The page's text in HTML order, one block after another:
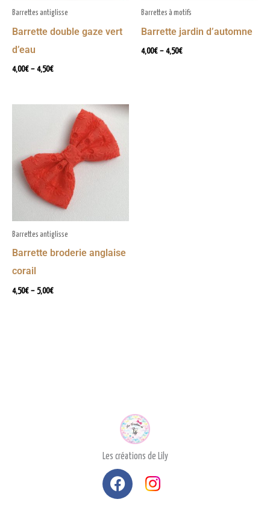
Barrettes antiglisse
Barrette double gaze vert
d’eau
4,00€ – 4,50€
Barrettes à motifs
Barrette jardin d’automne
4,00€ – 4,50€
Barrettes antiglisse
Barrette broderie anglaise
corail
4,50€ – 5,00€
4,50€
à
5,00€
Les créations de Lily
F
a